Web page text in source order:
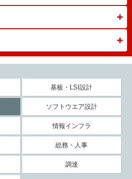
基板・LSI設計
ソフトウエア設計
情報インフラ
総務・人事
調達